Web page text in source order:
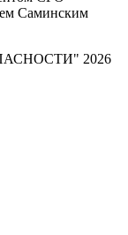
Саминским
2026